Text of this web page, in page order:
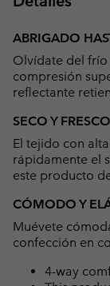
ABRIGADO
Olvídate del frío
compresión
reflectante
SECO Y FRESCO
El tejido con
rápidamente el
este producto
CÓMODO Y
Muévete
confección en
4-way